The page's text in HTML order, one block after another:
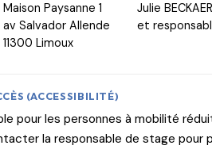
Maison Paysanne 1
av Salvador Allende
11300 Limoux
Julie
et
(ACCESSIBILITÉ)
pour les personnes à mobilité
la responsable de stage pour